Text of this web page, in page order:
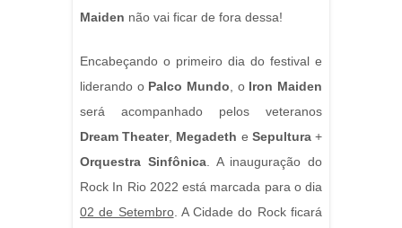
Maiden não vai ficar de fora dessa!
Encabeçando o primeiro dia do festival e
liderando oPalco Mundo , o Iron Maiden
será acompanhado pelos veteranos
Dream Theater, Megadeth e Sepultura+
Orquestra Sinfônica. A inauguração do
Rock In Rio 2022 está marcada para o dia
02 de Setembro. A Cidade do Rock ficará